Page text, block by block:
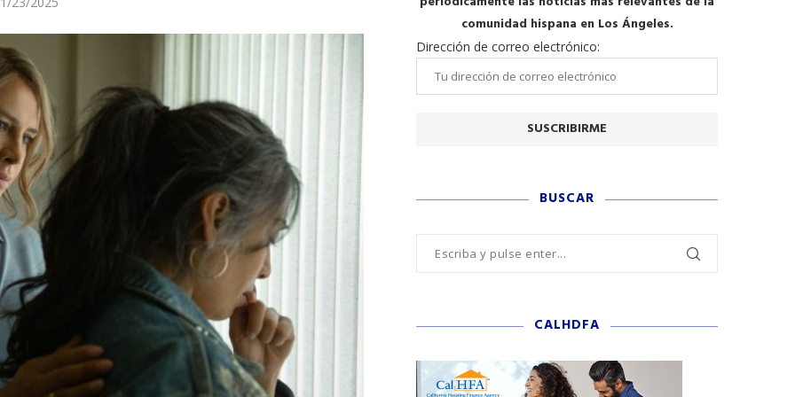
comunidad hispana en Los Ángeles.
Dirección de correo electrónico:
BUSCAR
CALHDFA